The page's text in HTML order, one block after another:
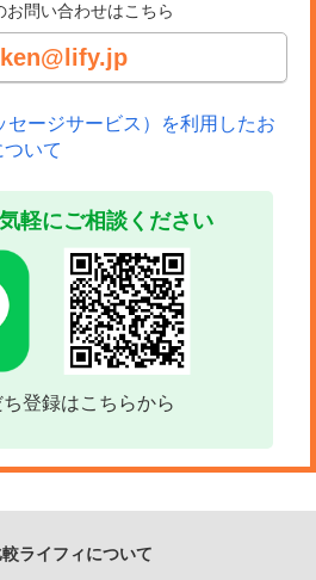
お問い合わせはこちら
セージサービス）を利用したお
いて
軽にご相談ください
ち登録はこちらから
ライフィについて